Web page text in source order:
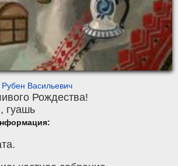
Васильевич
Рождества!
, гуашь